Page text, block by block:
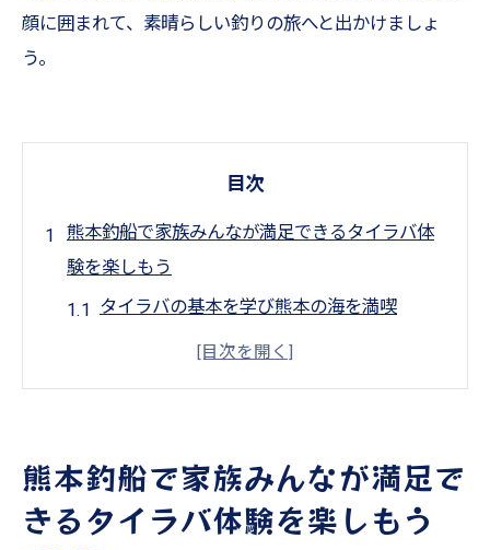
顔に囲まれて、素晴らしい釣りの旅へと出かけましょ
う。
目次
熊本釣船で家族みんなが満足できるタイラバ体
験を楽しもう
タイラバの基本を学び熊本の海を満喫
ファミリーで楽しむタイラバ釣りの醍醐味
初心者でも安心！タイラバ体験のステップ
釣り初心者が熊本でタイラバを楽しむ方法
熊本の海で家族全員が楽しむタイラバ体験
熊本釣船でのタイラバ釣りで家族の絆を深
熊本釣船で家族みんなが満足で
きるタイラバ体験を楽しもう